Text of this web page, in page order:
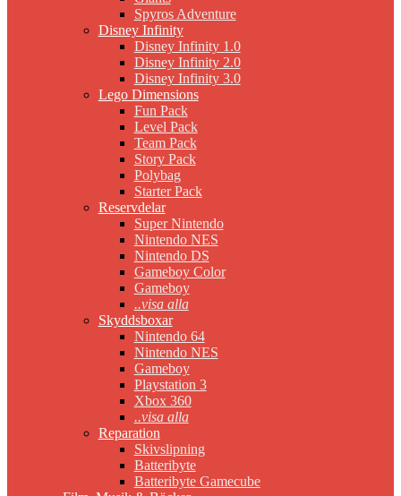
Spyros Adventure
Disney Infinity
Disney Infinity 1.0
Disney Infinity 2.0
Disney Infinity 3.0
Lego Dimensions
Fun Pack
Level Pack
Team Pack
Story Pack
Polybag
Starter Pack
Reservdelar
Super Nintendo
Nintendo NES
Nintendo DS
Gameboy Color
Gameboy
..visa alla
Skyddsboxar
Nintendo 64
Nintendo NES
Gameboy
Playstation 3
Xbox 360
..visa alla
Reparation
Skivslipning
Batteribyte
Batteribyte Gamecube